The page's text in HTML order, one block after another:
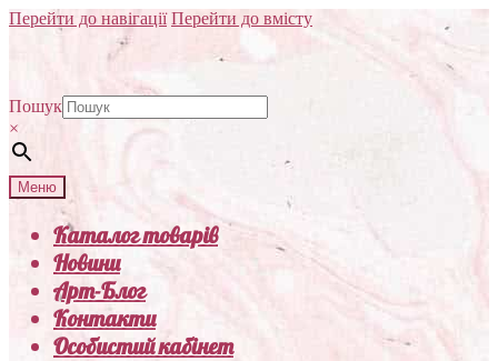
Перейти до навігації Перейти до вмісту
Пошук
×
Меню
Каталог товарів
Новини
Арт-Блог
Контакти
Особистий кабінет